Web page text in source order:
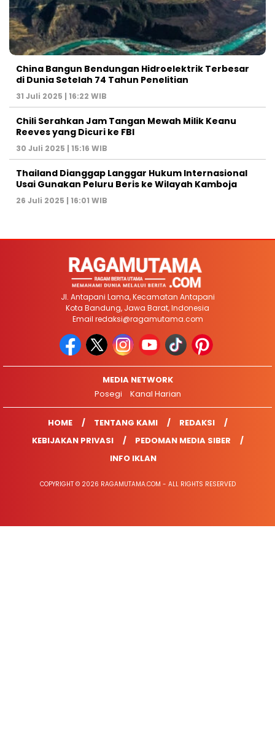
China Bangun Bendungan Hidroelektrik Terbesar
di Dunia Setelah 74 Tahun Penelitian
31 Juli 2025 | 16:22 WIB
Chili Serahkan Jam Tangan Mewah Milik Keanu
Reeves yang Dicuri ke FBI
30 Juli 2025 | 15:16 WIB
Thailand Dianggap Langgar Hukum Internasional
Usai Gunakan Peluru Beris ke Wilayah Kamboja
26 Juli 2025 | 16:01 WIB
Jl. Antapani Lama, Kecamatan Antapani
Kota Bandung, Jawa Barat, Indonesia
Email redaksi@ragamutama.com
MEDIA NETWORK
Posegi
Kanal Harian
HOME TENTANG KAMI
REDAKSI
KEBIJAKAN PRIVASI
PEDOMAN MEDIA SIBER
INFO IKLAN
COPYRIGHT © 2026 RAGAMUTAMA.COM - ALL RIGHTS RESERVED